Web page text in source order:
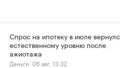
Спрос на ипотеку в июле
естественному уровню после
ажиотажа
Деньги, 06 авг, 13:32